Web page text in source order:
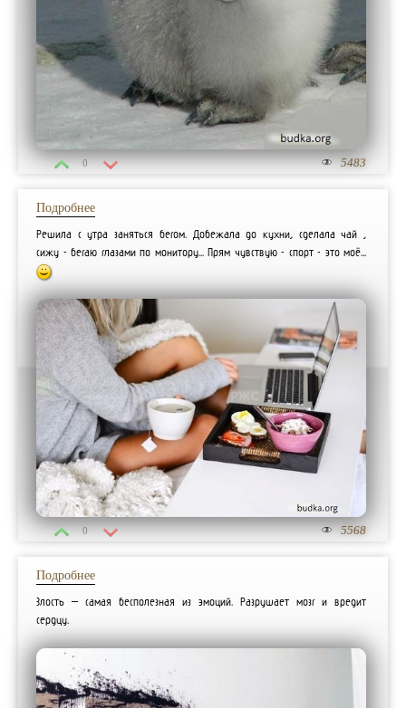
5483
0
5568
0
Подробнее
Решила с утра заняться бегом. Добежала до кухни, сделала чай ,
сижу - бегаю глазами по монитору... Прям чувствую - спорт - это моё...
:)
Подробнее
Злость – самая бесполезная из эмоций. Разрушает мозг и вредит
сердцу.